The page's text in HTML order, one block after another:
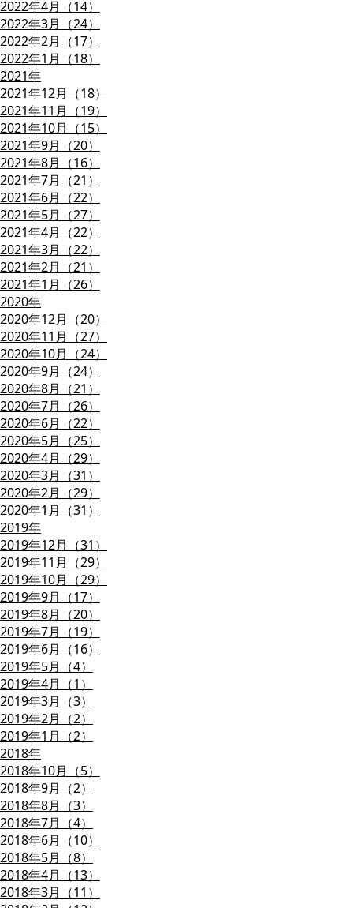
2022年4月（14）
2022年3月（24）
2022年2月（17）
2022年1月（18）
2021年
2021年12月（18）
2021年11月（19）
2021年10月（15）
2021年9月（20）
2021年8月（16）
2021年7月（21）
2021年6月（22）
2021年5月（27）
2021年4月（22）
2021年3月（22）
2021年2月（21）
2021年1月（26）
2020年
2020年12月（20）
2020年11月（27）
2020年10月（24）
2020年9月（24）
2020年8月（21）
2020年7月（26）
2020年6月（22）
2020年5月（25）
2020年4月（29）
2020年3月（31）
2020年2月（29）
2020年1月（31）
2019年
2019年12月（31）
2019年11月（29）
2019年10月（29）
2019年9月（17）
2019年8月（20）
2019年7月（19）
2019年6月（16）
2019年5月（4）
2019年4月（1）
2019年3月（3）
2019年2月（2）
2019年1月（2）
2018年
2018年10月（5）
2018年9月（2）
2018年8月（3）
2018年7月（4）
2018年6月（10）
2018年5月（8）
2018年4月（13）
2018年3月（11）